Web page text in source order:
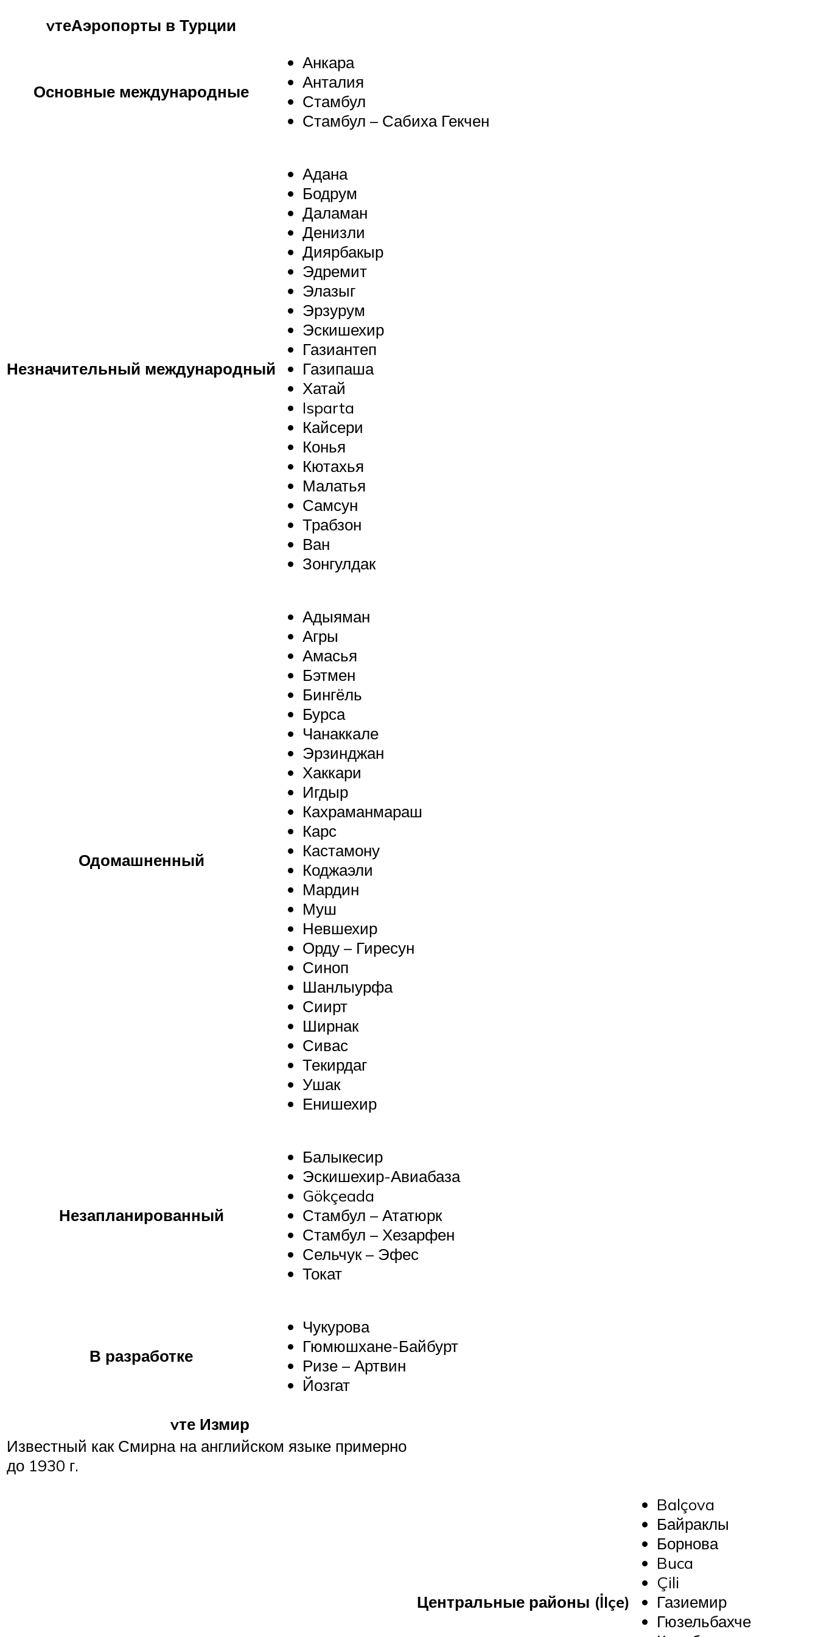
vтеАэропорты в Турции
Основные международные
Анкара
Анталия
Стамбул
Стамбул – Сабиха Гекчен
Незначительный международный
Адана
Бодрум
Даламан
Денизли
Диярбакыр
Эдремит
Элазыг
Эрзурум
Эскишехир
Газиантеп
Газипаша
Хатай
Isparta
Кайсери
Конья
Кютахья
Малатья
Самсун
Трабзон
Ван
Зонгулдак
Одомашненный
Адыяман
Агры
Амасья
Бэтмен
Бингёль
Бурса
Чанаккале
Эрзинджан
Хаккари
Игдыр
Кахраманмараш
Карс
Кастамону
Коджаэли
Мардин
Муш
Невшехир
Орду – Гиресун
Синоп
Шанлыурфа
Сиирт
Ширнак
Сивас
Текирдаг
Ушак
Енишехир
Незапланированный
Балыкесир
Эскишехир-Авиабаза
Gökçeada
Стамбул – Ататюрк
Стамбул – Хезарфен
Сельчук – Эфес
Токат
В разработке
Чукурова
Гюмюшхане-Байбурт
Ризе – Артвин
Йозгат
vте Измир
Известный как Смирна на английском языке примерно
до 1930 г.
Центральные районы (İlçe)
Balçova
Байраклы
Борнова
Buca
Çili
Газиемир
Гюзельбахче